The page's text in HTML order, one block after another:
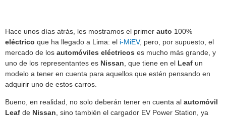
Hace unos días atrás, les mostramos el primer auto 100%
eléctrico que ha llegado a Lima: el i-MiEV, pero, por supuesto, el
mercado de los automóviles eléctricos es mucho más grande, y
uno de los representantes es Nissan , que tiene en el Leaf un
modelo a tener en cuenta para aquellos que estén pensando en
adquirir uno de estos carros.
Bueno, en realidad, no solo deberán tener en cuenta al automóvil
Leaf de Nissan , sino también el cargador EV Power Station, ya